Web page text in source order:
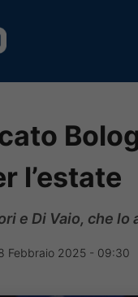
l’estate
e Di Vaio, che
Febbraio 2025 - 09:30